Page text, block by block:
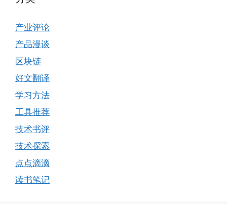
产业评论
产品漫谈
区块链
好文翻译
学习方法
工具推荐
技术书评
技术探索
点点滴滴
读书笔记